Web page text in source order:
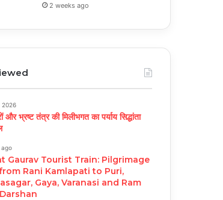
2 weeks ago
2026
और भ्रष्ट तंत्र की मिलीभगत का पर्याय सिद्धांता
ago
Gaurav Tourist Train: Pilgrimage
Rani Kamlapati to Puri,
Gaya, Varanasi and Ram